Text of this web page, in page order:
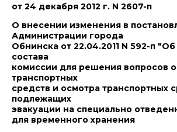
от 24 декабря 2012 г. N 2607-п
О внесении изменения в
Администрации города
Обнинска от 22.04.2011 N 592-п
состава
комиссии для решения вопросов
транспортных
средств и осмотра транспортных
подлежащих
эвакуации на специально
для временного хранения